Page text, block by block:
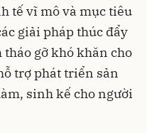
tế vĩ mô và mục tiêu
giải pháp thúc đẩy
gỡ khó khăn cho
trợ phát triển sản
sinh kế cho người